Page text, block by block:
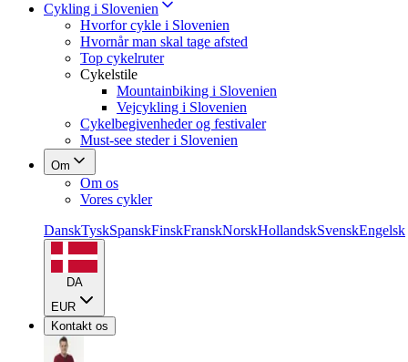
Cykling i Slovenien
Hvorfor cykle i Slovenien
Hvornår man skal tage afsted
Top cykelruter
Cykelstile
Mountainbiking i Slovenien
Vejcykling i Slovenien
Cykelbegivenheder og festivaler
Must-see steder i Slovenien
Om
Om os
Vores cykler
DanskTyskSpanskFinskFranskNorskHollandskSvenskEngelsk
DA
EUR
Kontakt os